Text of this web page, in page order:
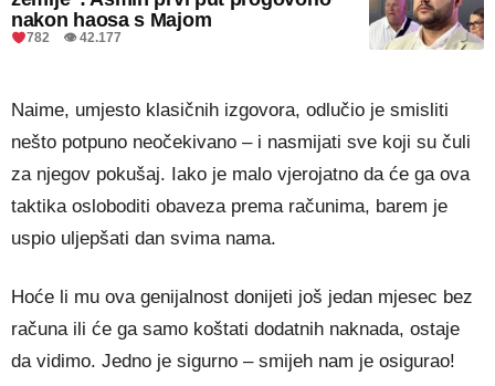
nakon haosa s Majom
782 👁 42.177
Naime, umjesto klasičnih izgovora, odlučio je smisliti
nešto potpuno neočekivano – i nasmijati sve koji su čuli
za njegov pokušaj. Iako je malo vjerojatno da će ga ova
taktika osloboditi obaveza prema računima, barem je
uspio uljepšati dan svima nama.
Hoće li mu ova genijalnost donijeti još jedan mjesec bez
računa ili će ga samo koštati dodatnih naknada, ostaje
da vidimo. Jedno je sigurno – smijeh nam je osigurao!